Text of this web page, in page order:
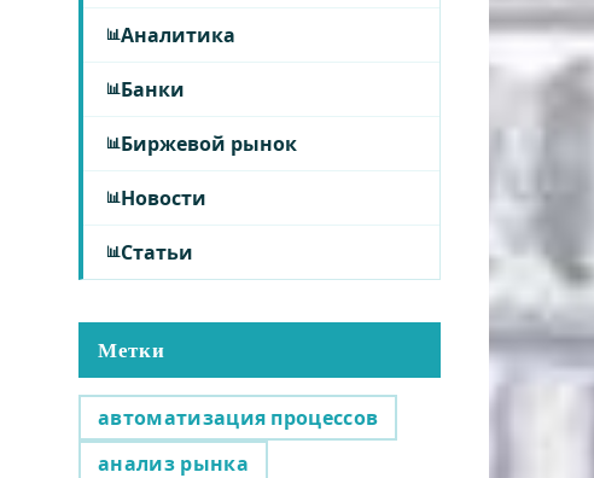
Аналитика
Банки
Биржевой рынок
Новости
Статьи
Метки
автоматизация процессов
анализ рынка